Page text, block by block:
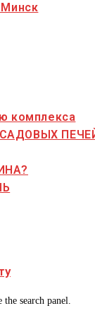
комплекса
the search panel.